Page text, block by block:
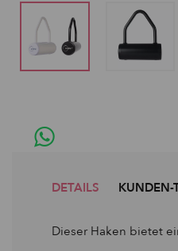
DETAILS KUNDEN-
Dieser Haken bietet